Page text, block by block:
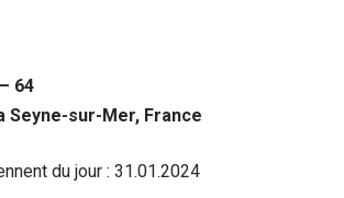
64
Seyne-sur-Mer, France
du jour : 31.01.2024